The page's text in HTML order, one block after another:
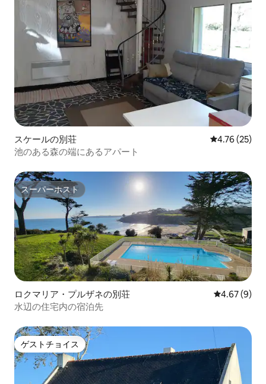
スケールの別荘 レビュー25
4.76 (25)
池のある森の端にあるアパート
スーパーホスト
スーパーホスト
ロクマリア・プルザネの別荘 レビュー9
4.67 (9)
水辺の住宅内の宿泊先
ゲストチョイス
ゲストチョイス